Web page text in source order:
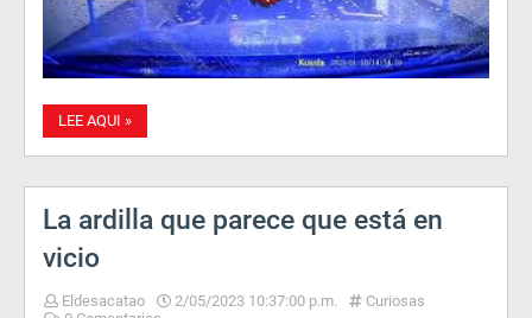
LEE AQUI »
La ardilla que parece que está en
vicio
Eldesacatao 2/05/2023 10:37:00 p.m.
Curiosas